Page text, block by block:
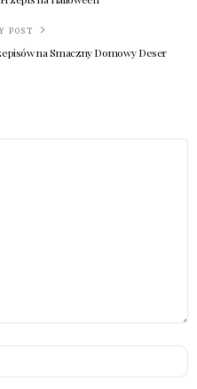
POST
na Smaczny Domowy Deser